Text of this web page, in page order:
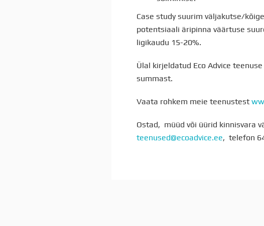
Case study suurim väljakutse/
potentsiaali äripinna väärtuse
ligikaudu 15-20%.
Ülal kirjeldatud Eco Advice
summast.
Vaata rohkem meie teenustest
Ostad, müüd või üürid kinnisvara
teenused@ecoadvice.ee, telefon